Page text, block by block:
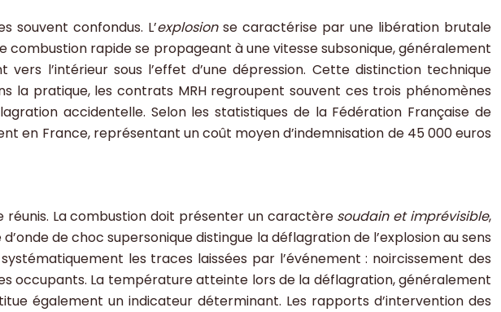
souvent confondus. L’explosionse caractérise par une libération brutale
combustion rapide se propageant à une vitesse subsonique, généralement
l’intérieur sous l’effet d’une dépression. Cette distinction technique
la pratique, les contrats MRH regroupent souvent ces trois phénomènes
accidentelle. Selon les statistiques de la Fédération Française de
en France, représentant un coût moyen d’indemnisation de 45 000 euros
réunis. La combustion doit présenter un caractère soudain et imprévisible,
de choc supersonique distingue la déflagration de l’explosion au sens
les traces laissées par l’événement : noircissement des
occupants. La température atteinte lors de la déflagration, généralement
également un indicateur déterminant. Les rapports d’intervention des